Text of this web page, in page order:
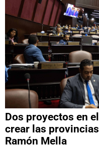
Dos proyectos en
crear las
Ramón Mella